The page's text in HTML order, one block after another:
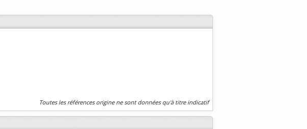
Toutes les références origine ne sont données qu'à titre indicatif